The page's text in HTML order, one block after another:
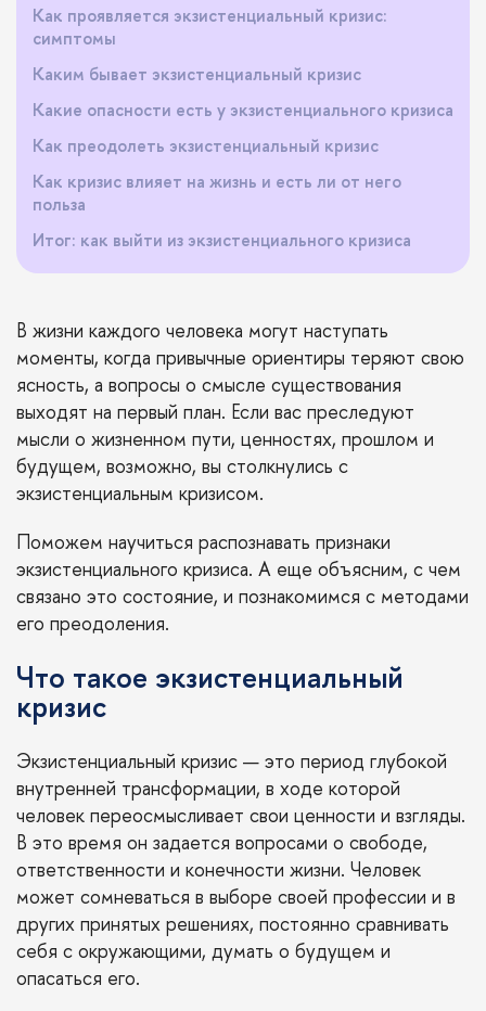
Как проявляется экзистенциальный кризис:
симптомы
Каким бывает экзистенциальный кризис
Какие опасности есть у экзистенциального кризиса
Как преодолеть экзистенциальный кризис
Как кризис влияет на жизнь и есть ли от него
польза
Итог: как выйти из экзистенциального кризиса
В жизни каждого человека могут наступать
моменты, когда привычные ориентиры теряют свою
ясность, а вопросы о смысле существования
выходят на первый план. Если вас преследуют
мысли о жизненном пути, ценностях, прошлом и
будущем, возможно, вы столкнулись с
экзистенциальным кризисом.
Поможем научиться распознавать признаки
экзистенциального кризиса. А еще объясним, с чем
связано это состояние, и познакомимся с методами
его преодоления.
Что такое экзистенциальный
кризис
Экзистенциальный кризис — это период глубокой
внутренней трансформации, в ходе которой
человек переосмысливает свои ценности и взгляды.
В это время он задается вопросами о свободе,
ответственности и конечности жизни. Человек
может сомневаться в выборе своей профессии и в
других принятых решениях, постоянно сравнивать
себя с окружающими, думать о будущем и
опасаться его.